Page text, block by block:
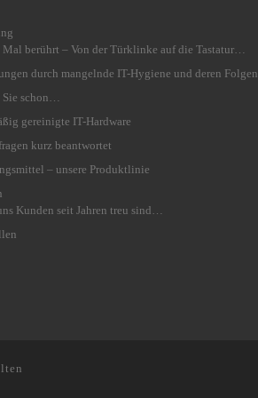
Mal berührt – Von der Türklinke auf die Tastatur…
durch mangelnde IT-Hygiene und deren Folgen
Sie schon…
gereinigte IT-Hardware
kurz beantwortet
– unsere Produktlinie
Kunden seit Jahren treu sind…